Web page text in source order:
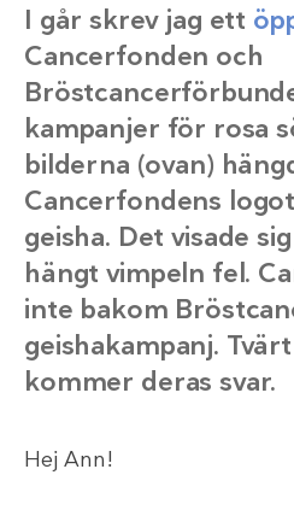
I går skrev jag ett
Cancerfonden och
kampanjer för rosa
bilderna (ovan)
Cancerfondens
geisha. Det visade
hängt vimpeln fel.
inte bakom
geishakampanj.
kommer deras svar.
Hej Ann!